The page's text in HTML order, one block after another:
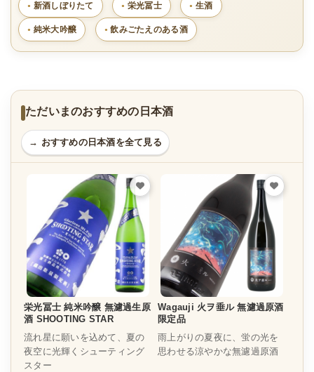
新酒しぼりたて 栄光冨士 生酒
純米大吟醸 飲みごたえのある酒
ただいまのおすすめの日本酒
→ おすすめの日本酒を全て見る
栄光冨士 純米吟醸 無濾過生原
酒 SHOOTING STAR
流れ星に願いを込めて、夏の
夜空に光輝くシューティング
スター
Wagauji 火ヲ垂ル 無濾過原酒
限定品
雨上がりの夏夜に、蛍の光を
思わせる涼やかな無濾過原酒